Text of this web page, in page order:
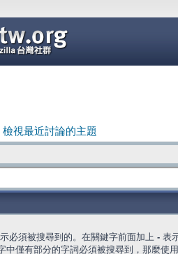
檢視最近討論的主題
必須被搜尋到的。在關鍵字前面加上 - 表
中僅有部分的字詞必須被搜尋到，那麼使